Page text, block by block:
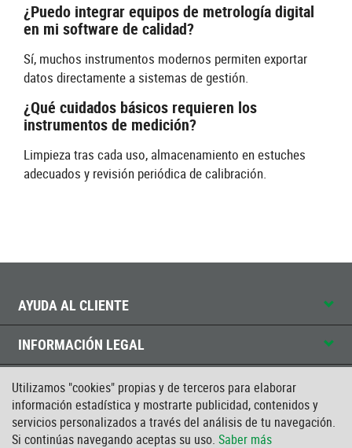
Utilizamos "cookies" propias y de terceros para elaborar
información estadística y mostrarte publicidad, contenidos y
servicios personalizados a través del análisis de tu navegación.
Si continúas navegando aceptas su uso. Saber más
¿Puedo integrar equipos de metrología digital
en mi software de calidad?
Sí, muchos instrumentos modernos permiten exportar
datos directamente a sistemas de gestión.
¿Qué cuidados básicos requieren los
instrumentos de medición?
Limpieza tras cada uso, almacenamiento en estuches
adecuados y revisión periódica de calibración.
AYUDA AL CLIENTE
INFORMACIÓN LEGAL
CONTACTO
CERTIFICADO ISO